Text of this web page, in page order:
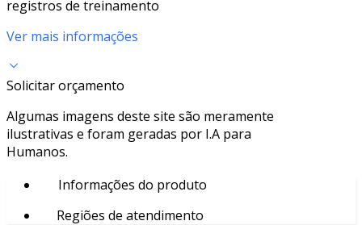
registros de treinamento
Ver mais informações
Solicitar orçamento
Algumas imagens deste site são meramente
ilustrativas e foram geradas por I.A para
Humanos.
Informações do produto
Regiões de atendimento